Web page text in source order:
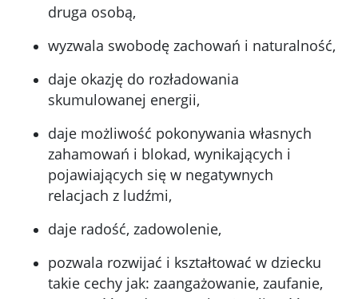
druga osobą,
wyzwala swobodę zachowań i naturalność,
daje okazję do rozładowania
skumulowanej energii,
daje możliwość pokonywania własnych
zahamowań i blokad, wynikających i
pojawiających się w negatywnych
relacjach z ludźmi,
daje radość, zadowolenie,
pozwala rozwijać i kształtować w dziecku
takie cechy jak: zaangażowanie, zaufanie,